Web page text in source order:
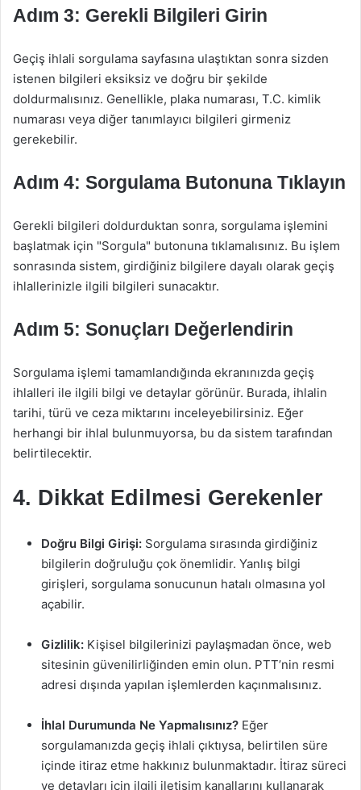
Adım 3: Gerekli Bilgileri Girin
Geçiş ihlali sorgulama sayfasına ulaştıktan sonra sizden
istenen bilgileri eksiksiz ve doğru bir şekilde
doldurmalısınız. Genellikle, plaka numarası, T.C. kimlik
numarası veya diğer tanımlayıcı bilgileri girmeniz
gerekebilir.
Adım 4: Sorgulama Butonuna Tıklayın
Gerekli bilgileri doldurduktan sonra, sorgulama işlemini
başlatmak için "Sorgula" butonuna tıklamalısınız. Bu işlem
sonrasında sistem, girdiğiniz bilgilere dayalı olarak geçiş
ihlallerinizle ilgili bilgileri sunacaktır.
Adım 5: Sonuçları Değerlendirin
Sorgulama işlemi tamamlandığında ekranınızda geçiş
ihlalleri ile ilgili bilgi ve detaylar görünür. Burada, ihlalin
tarihi, türü ve ceza miktarını inceleyebilirsiniz. Eğer
herhangi bir ihlal bulunmuyorsa, bu da sistem tarafından
belirtilecektir.
4. Dikkat Edilmesi Gerekenler
Doğru Bilgi Girişi: Sorgulama sırasında girdiğiniz
bilgilerin doğruluğu çok önemlidir. Yanlış bilgi
girişleri, sorgulama sonucunun hatalı olmasına yol
açabilir.
Gizlilik: Kişisel bilgilerinizi paylaşmadan önce, web
sitesinin güvenilirliğinden emin olun. PTT’nin resmi
adresi dışında yapılan işlemlerden kaçınmalısınız.
İhlal Durumunda Ne Yapmalısınız? Eğer
sorgulamanızda geçiş ihlali çıktıysa, belirtilen süre
içinde itiraz etme hakkınız bulunmaktadır. İtiraz süreci
ve detayları için ilgili iletişim kanallarını kullanarak